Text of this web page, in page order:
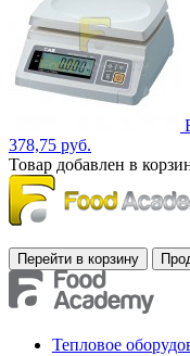
378,75 руб.
Товар добавлен в
Тепловое